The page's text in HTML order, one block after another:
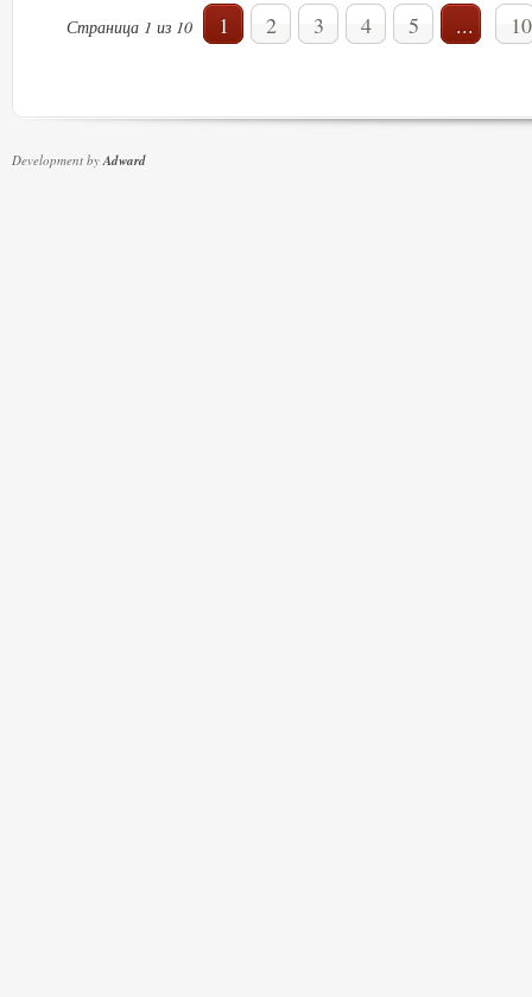
Страница 1 из 10 1 2 3 4 5 ... 10
Development byAdward